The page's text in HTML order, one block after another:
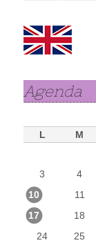
Agenda
L M
3
4
10
11
17
18
24
25